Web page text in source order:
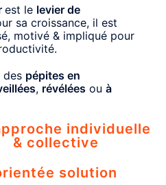
est le levier de
sa croissance, il est
motivé & impliqué pour
des pépites en
, révélées ou à
individuelle
& collective
solution